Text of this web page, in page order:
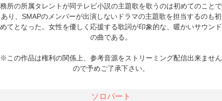
務所の所属タレントが同テレビ小説の主題歌を歌うのは初めてのことで
あり、SMAPのメンバーが出演しないドラマの主題歌を担当するのも初
めてとなった。女性を優しく応援する歌詞が印象的な、暖かいサウンド
の曲である。
※この作品は権利の関係上、参考音源をストリーミング配信出来ません
ので予めご了承下さい。
ソロパート